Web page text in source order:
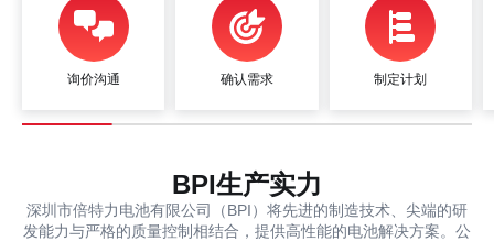
询价沟通 确认需求 制定计划
BPI生产实力
深圳市倍特力电池有限公司（BPI）将先进的制造技术、尖端的研
发能力与严格的质量控制相结合，提供高性能的电池解决方案。公